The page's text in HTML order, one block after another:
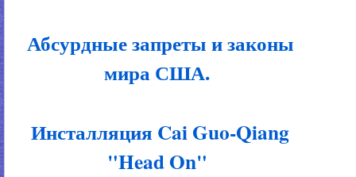
Абсурдные запреты и законы
мира США.
Инсталляция Cai Guo-Qiang
"Head On"